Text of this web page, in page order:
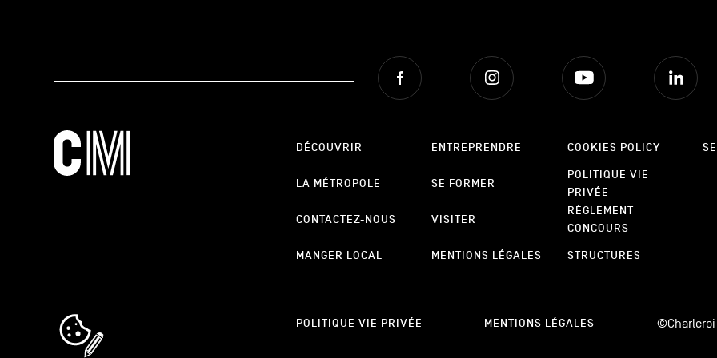
Facebook Instagram
DÉCOUVRIR
LA MÉTROPOLE
CONTACTEZ-NOUS
MANGER LOCAL
ENTREPRENDRE
SE FORMER
VISITER
MENTIONS LÉGALES
COOKIES POLICY
POLITIQUE VIE
PRIVÉE
RÈGLEMENT
CONCOURS
STRUCTURES
cookie_notice_link
POLITIQUE VIE PRIVÉE MENTIONS LÉGALES